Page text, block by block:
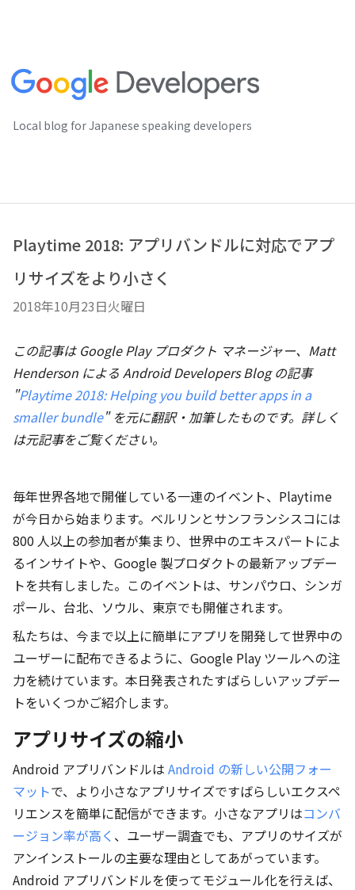
Local blog for Japanese speaking developers
Playtime 2018: アプリバンドルに対応でアプ
リサイズをより小さく
2018年10月23日火曜日
この記事は Google Play プロダクト マネージャー、Matt
Henderson による Android Developers Blog の記事
"Playtime 2018: Helping you build better apps in a
smaller bundle" を元に翻訳・加筆したものです。詳しく
は元記事をご覧ください。
毎年世界各地で開催している一連のイベント、Playtime
が今日から始まります。ベルリンとサンフランシスコには
800 人以上の参加者が集まり、世界中のエキスパートによ
るインサイトや、Google 製プロダクトの最新アップデー
トを共有しました。このイベントは、サンパウロ、シンガ
ポール、台北、ソウル、東京でも開催されます。
私たちは、今まで以上に簡単にアプリを開発して世界中の
ユーザーに配布できるように、Google Play ツールへの注
力を続けています。本日発表されたすばらしいアップデー
トをいくつかご紹介します。
アプリサイズの縮小
Android アプリバンドルは Android の新しい公開フォー
マットで、より小さなアプリサイズですばらしいエクスペ
リエンスを簡単に配信ができます。小さなアプリはコンバ
ージョン率が高く 、ユーザー調査でも、アプリのサイズが
アンインストールの主要な理由としてあがっています。
Android アプリバンドルを使ってモジュール化を行えば、